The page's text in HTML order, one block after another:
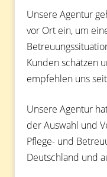
Unsere Agentur
vor Ort ein, um
Kunden schätzen
empfehlen uns
Unsere Agentur
der Auswahl und
Pflege- und
Deutschland und